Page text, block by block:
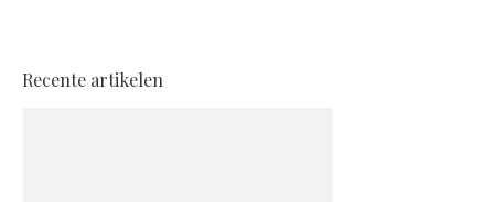
Recente artikelen